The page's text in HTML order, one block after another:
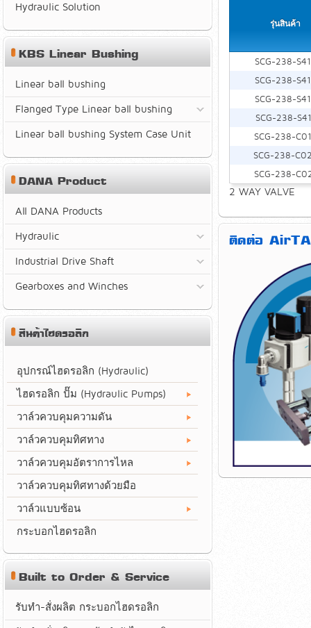
รุ่นสินค้า
SCG-238-
SCG-238-
SCG-238-
SCG-238-
SCG-238-
SCG-238-
SCG-238-
2 WAY VALVE
ติดต่อ
Hydraulic Solution
KBS Linear Bushing
Linear ball bushing
Flanged Type Linear ball bushing
Linear ball bushing System Case Unit
DANA Product
All DANA Products
Hydraulic
Industrial Drive Shaft
Gearboxes and Winches
สินค้าไฮดรอลิก
อุปกรณ์ไฮดรอลิก (Hydraulic)
ไฮดรอลิก ปั๊ม (Hydraulic Pumps)
วาล์วควบคุมความดัน
วาล์วควบคุมทิศทาง
วาล์วควบคุมอัตราการไหล
วาล์วควบคุมทิศทางด้วยมือ
วาล์วแบบซ้อน
กระบอกไฮดรอลิก
Built to Order & Service
รับทำ-สั่งผลิต กระบอกไฮดรอลิก